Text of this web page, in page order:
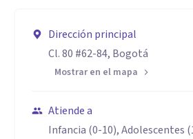
Dirección principal
Cl. 80 #62-84, Bogotá
Mostrar en el mapa
Atiende a
Infancia (0-10), Adolescentes